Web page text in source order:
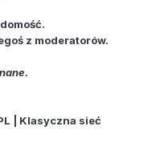
z moderatorów.
| Klasyczna sieć